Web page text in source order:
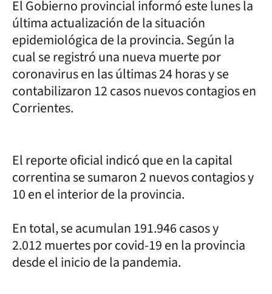
El Gobierno provincial informó este lunes la
última actualización de la situación
epidemiológica de la provincia. Según la
cual se registró una nueva muerte por
coronavirus en las últimas 24 horas y se
contabilizaron 12 casos nuevos contagios en
Corrientes.
El reporte oficial indicó que en la capital
correntina se sumaron 2 nuevos contagios y
10 en el interior de la provincia.
En total, se acumulan 191.946 casos y
2.012 muertes por covid-19 en la provincia
desde el inicio de la pandemia.